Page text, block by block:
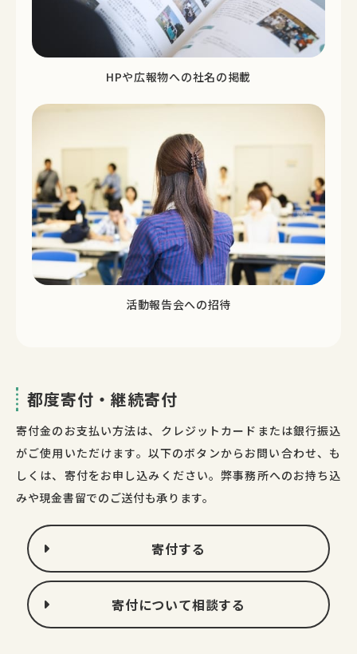
HPや広報物への社名の掲載
活動報告会への招待
都度寄付・継続寄付
寄付⾦のお⽀払い⽅法は、クレジットカードまたは銀行振込
がご使⽤いただけます。以下のボタンからお問い合わせ、も
しくは、寄付をお申し込みください。弊事務所へのお持ち込
みや現金書留でのご送付も承ります。
寄付する
寄付について相談する